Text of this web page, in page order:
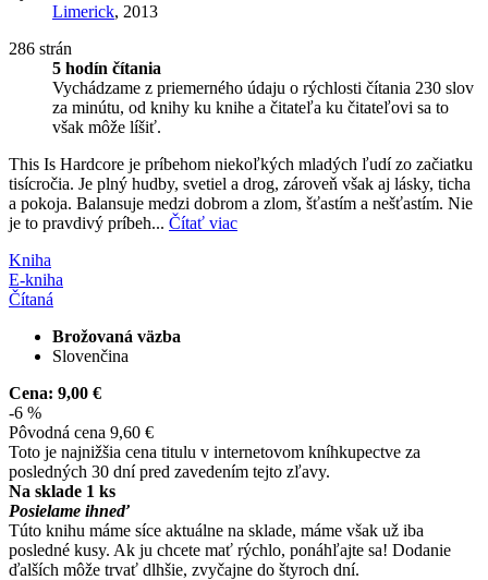
Limerick, 2013
286 strán
5 hodín čítania
Vychádzame z priemerného údaju o rýchlosti čítania 230 slov
za minútu, od knihy ku knihe a čitateľa ku čitateľovi sa to
však môže líšiť.
This Is Hardcore je príbehom niekoľkých mladých ľudí zo začiatku
tisícročia. Je plný hudby, svetiel a drog, zároveň však aj lásky, ticha
a pokoja. Balansuje medzi dobrom a zlom, šťastím a nešťastím. Nie
je to pravdivý príbeh... Čítať viac
Kniha
E-kniha
Čítaná
Brožovaná väzba
Slovenčina
Cena: 9,00 €
-6 %
Pôvodná cena 9,60 €
Toto je najnižšia cena titulu v internetovom kníhkupectve za
posledných 30 dní pred zavedením tejto zľavy.
Na sklade 1 ks
Posielame ihneď
Túto knihu máme síce aktuálne na sklade, máme však už iba
posledné kusy. Ak ju chcete mať rýchlo, ponáhľajte sa! Dodanie
ďalších môže trvať dlhšie, zvyčajne do štyroch dní.